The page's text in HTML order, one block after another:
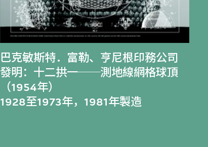
巴克敏斯特．富勒、 亨尼根印務公司
發明：十二拱一──測地線網格球頂
（1954年）
1928至1973年，1981年製造